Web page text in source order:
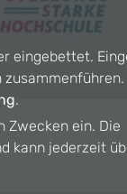
eingebettet.
.
Zwecken ein. Die
kann jederzeit